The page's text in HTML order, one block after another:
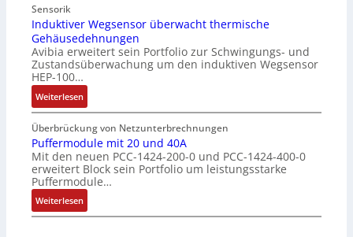
t
z
l
a
k
b
e
s
c
h
i
c
h
h
a
l
t
u
n
g
n
f
a
c
h
e
E
i
n
s
t
i
e
g
t
z
u
n
s
ü
b
e
r
w
a
c
h
Sensorik
Induktiver Wegsensor überwacht thermische
Gehäusedehnungen
Avibia erweitert sein Portfolio zur Schwingungs- und
Zustandsüberwachung um den induktiven Wegsensor
HEP-100…
Weiterlesen:
I
n
d
u
k
t
i
v
Überbrückung von Netzunterbrechnungen
Puffermodule mit 20 und 40A
Mit den neuen PCC-1424-200-0 und PCC-1424-400-0
erweitert Block sein Portfolio um leistungsstarke
Puffermodule…
Weiterlesen:
P